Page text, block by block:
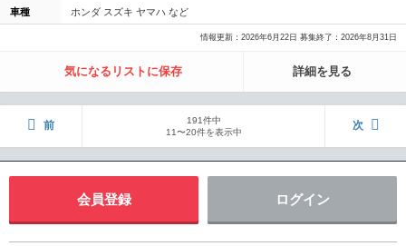
車種 ホンダ スズキ ヤマハ など
情報更新：2026年6月22日 募集終了：2026年8月31日
気になるリストに保存 詳細を見る
前
191件中
11〜20件を表示中
次
会員登録 ログイン